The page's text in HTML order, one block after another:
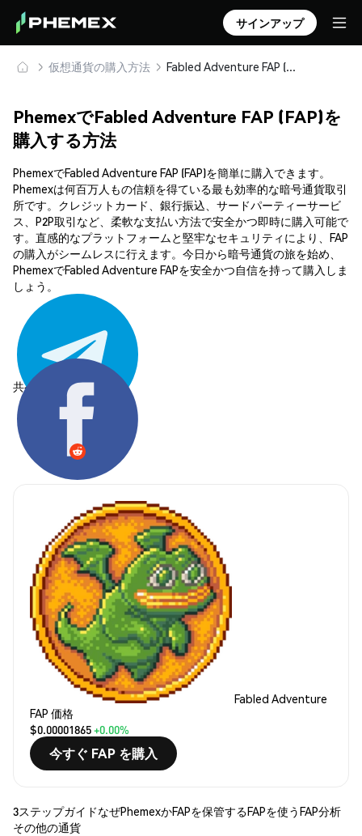
サインアップ
仮想通貨の購入方法 Fabled Adventure FAP (FAP) を安全に購入・保管
PhemexでFabled Adventure FAP (FAP)を
購入する方法
PhemexでFabled Adventure FAP (FAP)を簡単に購入できます。
Phemexは何百万人もの信頼を得ている最も効率的な暗号通貨取引
所です。クレジットカード、銀行振込、サードパーティーサービ
ス、P2P取引など、柔軟な支払い方法で安全かつ即時に購入可能で
す。直感的なプラットフォームと堅牢なセキュリティにより、FAP
の購入がシームレスに行えます。今日から暗号通貨の旅を始め、
PhemexでFabled Adventure FAPを安全かつ自信を持って購入しま
しょう。
共有する:
Fabled Adventure
FAP 価格
$0.00001865+0.00%
今すぐ FAP を購入
3ステップガイドなぜPhemexかFAPを保管するFAPを使うFAP分析
その他の通貨